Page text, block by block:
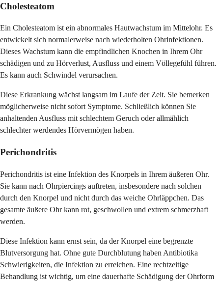
Cholesteatom
Ein Cholesteatom ist ein abnormales Hautwachstum im Mittelohr. Es
entwickelt sich normalerweise nach wiederholten Ohrinfektionen.
Dieses Wachstum kann die empfindlichen Knochen in Ihrem Ohr
schädigen und zu Hörverlust, Ausfluss und einem Völlegefühl führen.
Es kann auch Schwindel verursachen.
Diese Erkrankung wächst langsam im Laufe der Zeit. Sie bemerken
möglicherweise nicht sofort Symptome. Schließlich können Sie
anhaltenden Ausfluss mit schlechtem Geruch oder allmählich
schlechter werdendes Hörvermögen haben.
Perichondritis
Perichondritis ist eine Infektion des Knorpels in Ihrem äußeren Ohr.
Sie kann nach Ohrpiercings auftreten, insbesondere nach solchen
durch den Knorpel und nicht durch das weiche Ohrläppchen. Das
gesamte äußere Ohr kann rot, geschwollen und extrem schmerzhaft
werden.
Diese Infektion kann ernst sein, da der Knorpel eine begrenzte
Blutversorgung hat. Ohne gute Durchblutung haben Antibiotika
Schwierigkeiten, die Infektion zu erreichen. Eine rechtzeitige
Behandlung ist wichtig, um eine dauerhafte Schädigung der Ohrform